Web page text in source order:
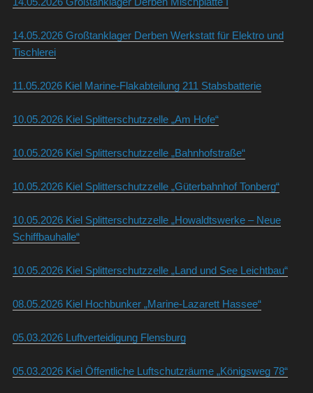
14.05.2026 Großtanklager Derben Werkstatt für Elektro und
Tischlerei
11.05.2026 Kiel Marine-Flakabteilung 211 Stabsbatterie
10.05.2026 Kiel Splitterschutzzelle „Am Hofe“
10.05.2026 Kiel Splitterschutzzelle „Bahnhofstraße“
10.05.2026 Kiel Splitterschutzzelle „Güterbahnhof Tonberg“
10.05.2026 Kiel Splitterschutzzelle „Howaldtswerke – Neue
Schiffbauhalle“
10.05.2026 Kiel Splitterschutzzelle „Land und See Leichtbau“
08.05.2026 Kiel Hochbunker „Marine-Lazarett Hassee“
05.03.2026 Luftverteidigung Flensburg
05.03.2026 Kiel Öffentliche Luftschutzräume „Königsweg 78“